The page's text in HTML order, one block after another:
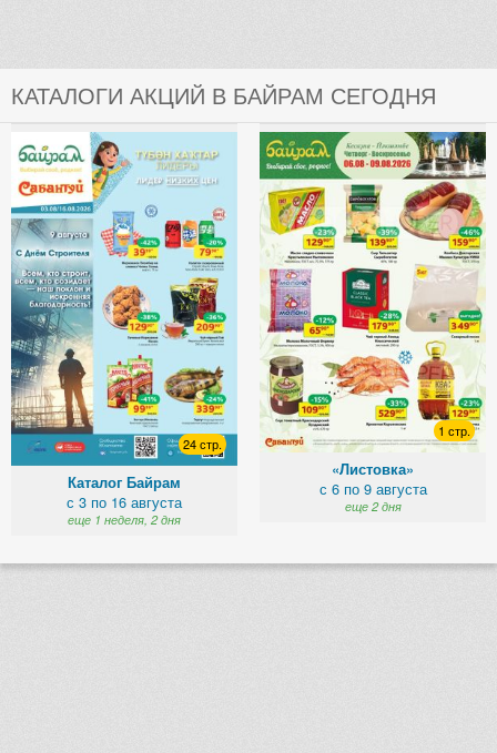
КАТАЛОГИ АКЦИЙ В БАЙРАМ СЕГОДНЯ
24 стр.
Каталог Байрам
с 3 по 16 августа
еще 1 неделя, 2 дня
1 стр.
«Листовка»
с 6 по 9 августа
еще 2 дня